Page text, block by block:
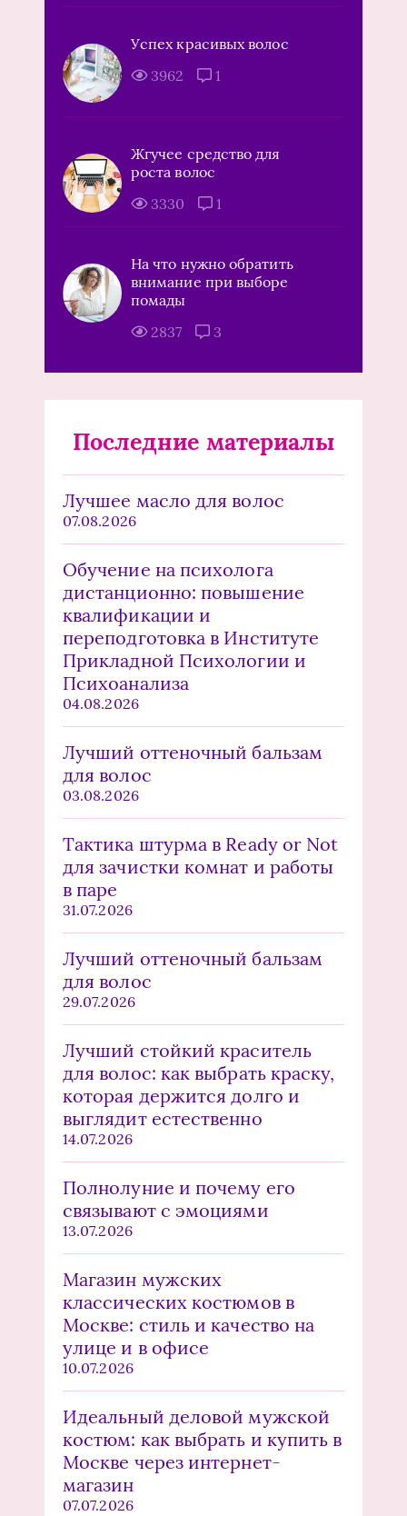
Успех красивых волос
3962
1
Жгучее средство для
роста волос
3330
1
На что нужно обратить
внимание при выборе
помады
2837
3
Последние материалы
Лучшее масло для волос
07.08.2026
Обучение на психолога
дистанционно: повышение
квалификации и
переподготовка в Институте
Прикладной Психологии и
Психоанализа
04.08.2026
Лучший оттеночный бальзам
для волос
03.08.2026
Тактика штурма в Ready or Not
для зачистки комнат и работы
в паре
31.07.2026
Лучший оттеночный бальзам
для волос
29.07.2026
Лучший стойкий краситель
для волос: как выбрать краску,
которая держится долго и
выглядит естественно
14.07.2026
Полнолуние и почему его
связывают с эмоциями
13.07.2026
Магазин мужских
классических костюмов в
Москве: стиль и качество на
улице и в офисе
10.07.2026
Идеальный деловой мужской
костюм: как выбрать и купить в
Москве через интернет-
магазин
07.07.2026